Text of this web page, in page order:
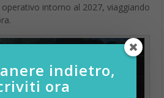
prenotazioni di alberghi;
Play.
indietro,
ora